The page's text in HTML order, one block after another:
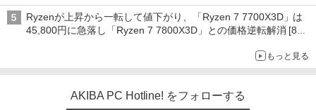
Ryzenが上昇から一転して値下がり、「Ryzen 7 7700X3D」は
45,800円に急落し「Ryzen 7 7800X3D」との価格逆転解消 [8月
もっと見る
AKIBA PC Hotline! をフォローする